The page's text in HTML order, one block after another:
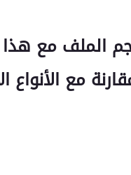
الملف مع هذا
مع الأنواع